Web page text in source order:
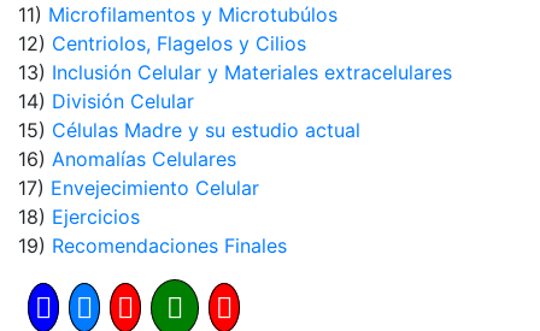
11) Microfilamentos y Microtubúlos
12) Centriolos, Flagelos y Cilios
13) Inclusión Celular y Materiales extracelulares
14) División Celular
15) Células Madre y su estudio actual
16) Anomalías Celulares
17) Envejecimiento Celular
18) Ejercicios
19) Recomendaciones Finales